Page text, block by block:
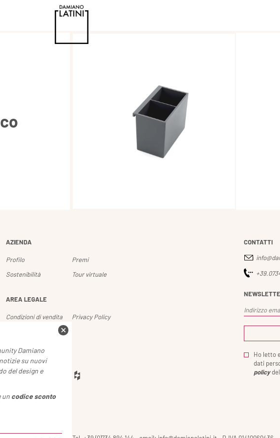
AZIENDA
Profilo
Premi
Sostenibilità
Tour virtuale
AREA LEGALE
Condizioni di vendita
Privacy Policy
SEGUICI
CONTATTI
Ho letto
dati
policy
Damiano
su nuovi
del design e
un codice sconto